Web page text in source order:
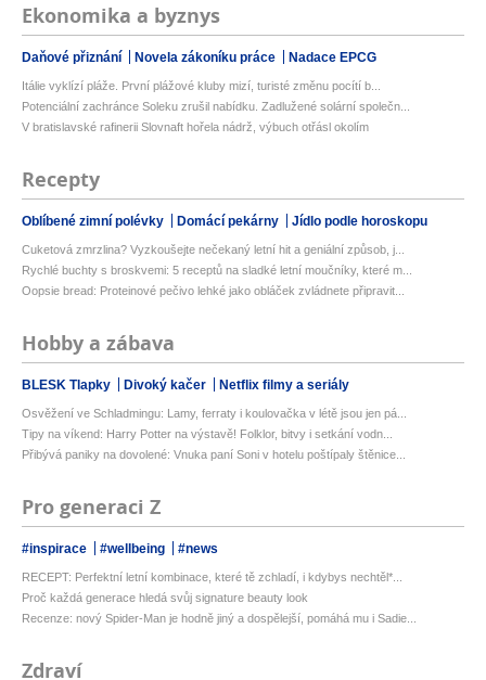
Ekonomika a byznys
Daňové přiznání Novela zákoníku práce Nadace EPCG
Itálie vyklízí pláže. První plážové kluby mizí, turisté změnu pocítí b...
Potenciální zachránce Soleku zrušil nabídku. Zadlužené solární společn...
V bratislavské rafinerii Slovnaft hořela nádrž, výbuch otřásl okolím
Recepty
Oblíbené zimní polévky Domácí pekárny Jídlo podle horoskopu
Cuketová zmrzlina? Vyzkoušejte nečekaný letní hit a geniální způsob, j...
Rychlé buchty s broskvemi: 5 receptů na sladké letní moučníky, které m...
Oopsie bread: Proteinové pečivo lehké jako obláček zvládnete připravit...
Hobby a zábava
BLESK Tlapky Divoký kačer Netflix filmy a seriály
Osvěžení ve Schladmingu: Lamy, ferraty i koulovačka v létě jsou jen pá...
Tipy na víkend: Harry Potter na výstavě! Folklor, bitvy i setkání vodn...
Přibývá paniky na dovolené: Vnuka paní Soni v hotelu poštípaly štěnice...
Pro generaci Z
#inspirace #wellbeing #news
RECEPT: Perfektní letní kombinace, které tě zchladí, i kdybys nechtěl*...
Proč každá generace hledá svůj signature beauty look
Recenze: nový Spider-Man je hodně jiný a dospělejší, pomáhá mu i Sadie...
Zdraví